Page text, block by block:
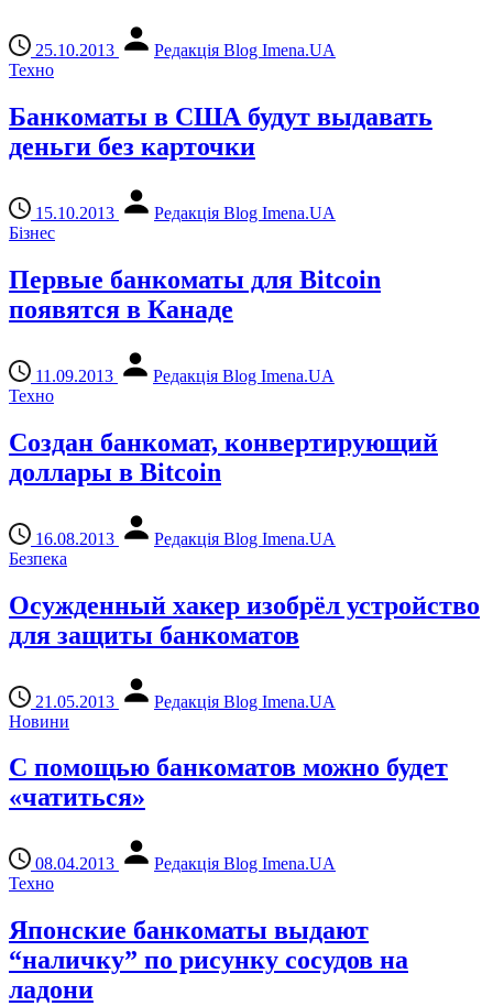
25.10.2013
Редакція Blog Imena.UA
Техно
Банкоматы в США будут выдавать
деньги без карточки
15.10.2013
Редакція Blog Imena.UA
Бізнес
Первые банкоматы для Bitcoin
появятся в Канаде
11.09.2013
Редакція Blog Imena.UA
Техно
Создан банкомат, конвертирующий
доллары в Bitcoin
16.08.2013
Редакція Blog Imena.UA
Безпека
Осужденный хакер изобрёл устройство
для защиты банкоматов
21.05.2013
Редакція Blog Imena.UA
Новини
С помощью банкоматов можно будет
«чатиться»
08.04.2013
Редакція Blog Imena.UA
Техно
Японские банкоматы выдают
“наличку” по рисунку сосудов на
ладони